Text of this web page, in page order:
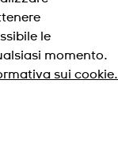
le
momento.
sui cookie.